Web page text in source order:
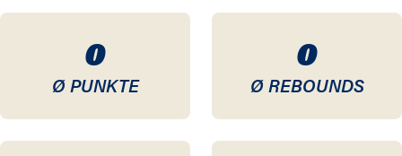
0
Ø PUNKTE
0
Ø REBOUNDS